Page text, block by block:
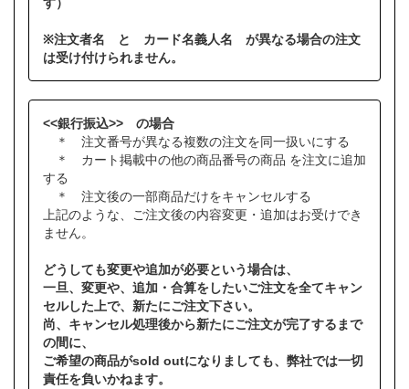
す）
※注文者名 と カード名義人名 が異なる場合の注文
は受け付けられません。
<<銀行振込>> の場合
＊ 注文番号が異なる複数の注文を同一扱いにする
＊ カート掲載中の他の商品番号の商品 を注文に追加
する
＊ 注文後の一部商品だけをキャンセルする
上記のような、ご注文後の内容変更・追加はお受けでき
ません。
どうしても変更や追加が必要という場合は、
一旦、変更や、追加・合算をしたいご注文を全てキャン
セルした上で、新たにご注文下さい。
尚、キャンセル処理後から新たにご注文が完了するまで
の間に、
ご希望の商品がsold outになりましても、弊社では一切
責任を負いかねます。